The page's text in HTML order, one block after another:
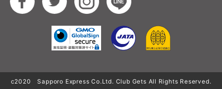
c2020 Sapporo Express Co.Ltd. Club Gets All Rights Reserved.